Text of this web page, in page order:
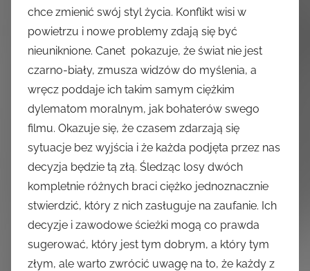
chce zmienić swój styl życia. Konflikt wisi w
powietrzu i nowe problemy zdają się być
nieuniknione. Canet pokazuje, że świat nie jest
czarno-biały, zmusza widzów do myślenia, a
wręcz poddaje ich takim samym ciężkim
dylematom moralnym, jak bohaterów swego
filmu. Okazuje się, że czasem zdarzają się
sytuacje bez wyjścia i że każda podjęta przez nas
decyzja będzie tą złą. Śledząc losy dwóch
kompletnie różnych braci ciężko jednoznacznie
stwierdzić, który z nich zasługuje na zaufanie. Ich
decyzje i zawodowe ścieżki mogą co prawda
sugerować, który jest tym dobrym, a który tym
złym, ale warto zwrócić uwagę na to, że każdy z